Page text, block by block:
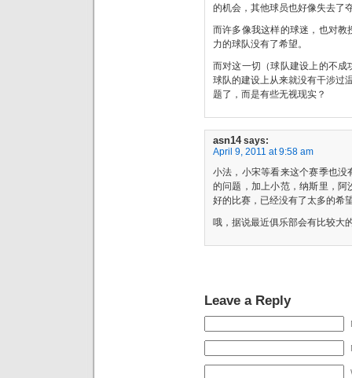
的机会，其他球员也好像失去了
而许多像我这样的球迷，也对
力的球队没有了希望。
而对这一切（球队建设上的不
球队的建设上从来就没有干涉过
题了，而是有些无视现实？
asn14 says:
April 9, 2011 at 9:58 am
小法，小宋等看来这个赛季也
的问题，加上小范，纳斯里，
好的比赛，已经没有了太多的希
哦，据说最近俱乐部会有比较大
Leave a Reply